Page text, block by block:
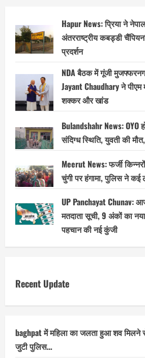
Hapur News: प्रिया ने
अंतरराष्ट्रीय कबड्डी
प्रदर्शन
NDA बैठक में गूंजी
Jayant Chaudhary ने पीएम
शक्कर और खांड
Bulandshahr News: OYO
संदिग्ध स्थिति, युवती की
Meerut News: फर्जी
चुंगी पर हंगामा, पुलिस ने कई
UP Panchayat Chunav:
मतदाता सूची, 9 अंकों का
पहचान की नई कुंजी
Recent Update
baghpat में महिला का जलता हुआ शव
जुटी पुलिस…